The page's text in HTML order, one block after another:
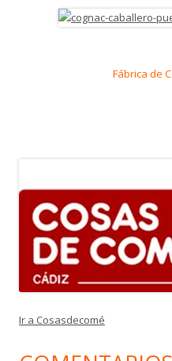
Fábrica de
Ir a Cosasdecomé